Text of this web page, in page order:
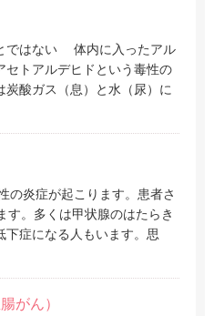
ではない 体内に入ったアル
セトアルデヒドという毒性の
酸ガス（息）と水（尿）に
炎症が起こります。患者さ
す。多くは甲状腺のはたらき
下症になる人もいます。思
がん）